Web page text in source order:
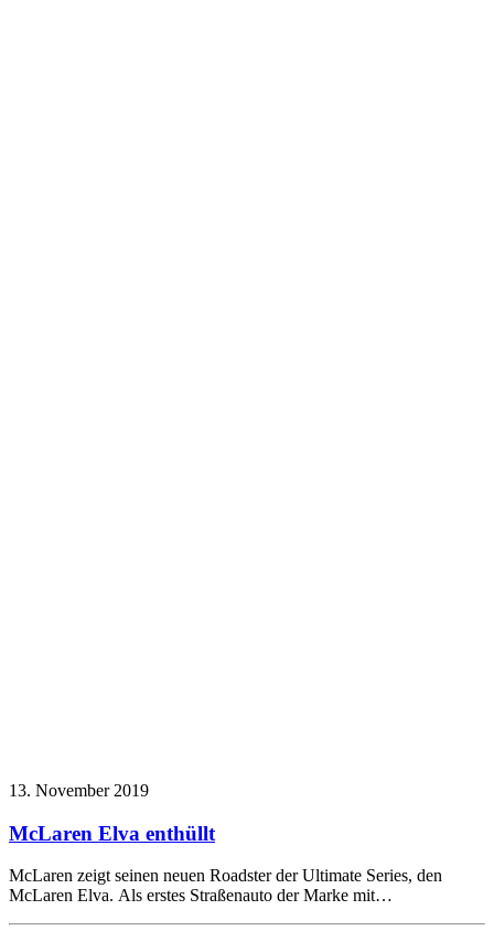
13. November 2019
McLaren Elva enthüllt
McLaren zeigt seinen neuen Roadster der Ultimate Series, den
McLaren Elva. Als erstes Straßenauto der Marke mit…